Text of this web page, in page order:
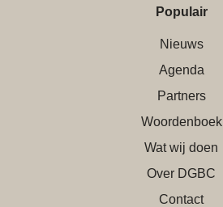
Populair
Nieuws
Agenda
Partners
Woordenboek
Wat wij doen
Over DGBC
Contact